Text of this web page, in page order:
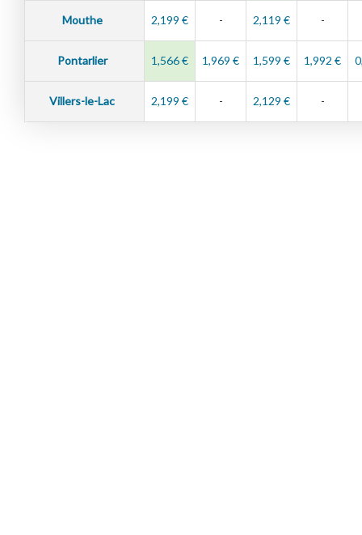
Mouthe 2,199 € - 2,119 € -
Pontarlier 1,566 € 1,969 € 1,599 € 1,992 €
Villers-le-Lac 2,199 € - 2,129 € -